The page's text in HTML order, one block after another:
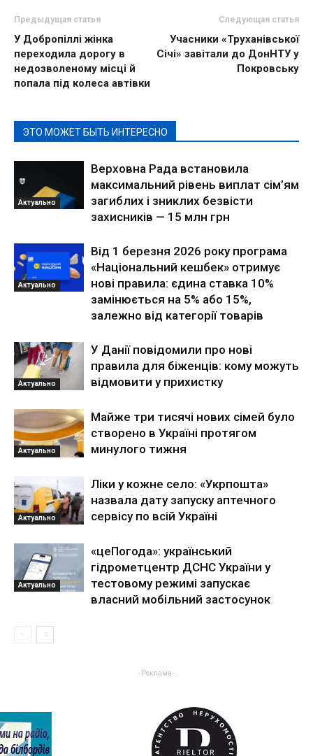
Предыдущая статья
У Добропіллі жінка
переходила дорогу в
недозволеному місці й
попала під колеса автівки
Следующая статья
Учасники «Труханівської
Січі» завітали до ДонНТУ у
Покровську
ЭТО МОЖЕТ БЫТЬ ИНТЕРЕСНО
Актуально
Верховна Рада встановила
максимальний рівень виплат сім’ям
загиблих і зниклих безвісти
захисників — 15 млн грн
Актуально
Від 1 березня 2026 року програма
«Національний кешбек» отримує
нові правила: єдина ставка 10%
замінюється на 5% або 15%,
залежно від категорії товарів
Актуально
У Данії повідомили про нові
правила для біженців: кому можуть
відмовити у прихистку
Актуально
Майже три тисячі нових сімей було
створено в Україні протягом
минулого тижня
Актуально
Ліки у кожне село: «Укрпошта»
назвала дату запуску аптечного
сервісу по всій Україні
Актуально
«цеПогода»: український
гідрометцентр ДСНС України у
тестовому режимі запускає
власний мобільний застосунок
- Реклама -